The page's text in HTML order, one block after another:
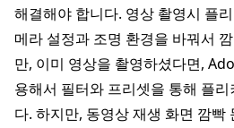
해결해야 합니다. 영상 촬영시 플
메라 설정과 조명 환경을 바꿔서
만, 이미 영상을 촬영하셨다면,
용해서 필터와 프리셋을 통해 플
다. 하지만, 동영상 재생 화면 깜빡